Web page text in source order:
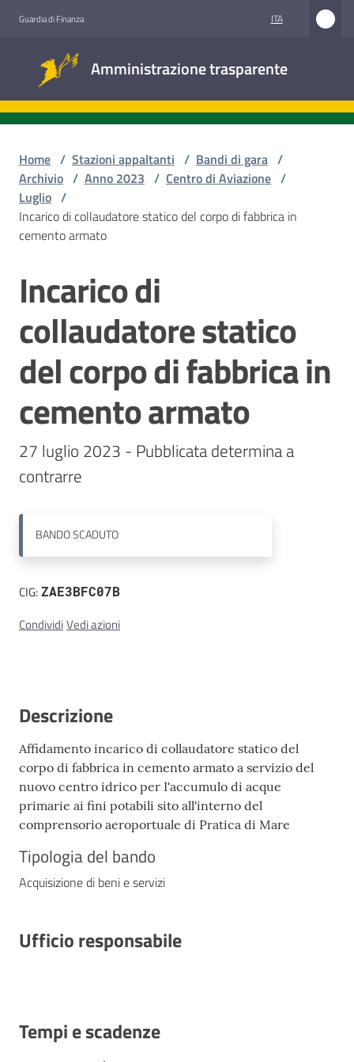
Guardia di Finanza ITA
Amministrazione trasparente
trasparente
Accesso
civico
appaltanti
Home / Stazioni appaltanti / Bandi di gara /
Archivio / Anno 2023 / Centro di Aviazione /
Luglio /
Incarico di collaudatore statico del corpo di fabbrica in
cemento armato
Salta al contenuto
Incarico di
collaudatore statico
del corpo di fabbrica in
cemento armato
27 luglio 2023 - Pubblicata determina a
contrarre
BANDOSCADUTO
CIG:ZAE3BFC07B
CondividiVedi azioni
Descrizione
Affidamento incarico di collaudatore statico del
corpo di fabbrica in cemento armato a servizio del
nuovo centro idrico per I'accumulo di acque
primarie ai fini potabili sito all'interno del
comprensorio aeroportuale di Pratica di Mare
Tipologia del bando
Acquisizione di beni e servizi
Ufficio responsabile
Tempi e scadenze